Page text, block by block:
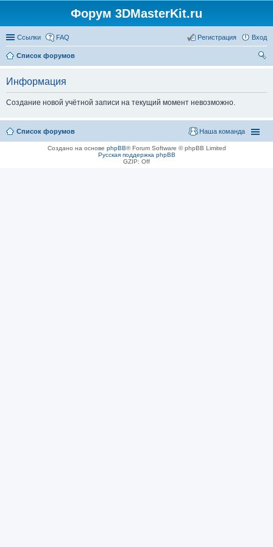
Форум 3DMasterKit.ru
Ссылки FAQ Вход
Регистрация
Список форумов
Информация
Создание новой учётной записи на текущий момент невозможно.
Список форумов Наша команда
Создано на основе phpBB® Forum Software © phpBB Limited
Русская поддержка phpBB
GZIP: Off